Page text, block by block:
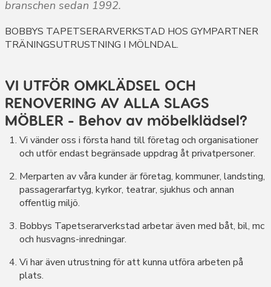
branschen sedan 1992.
BOBBYS TAPETSERARVERKSTAD HOS GYMPARTNER
TRÄNINGSUTRUSTNING I MÖLNDAL.
VI UTFÖR OMKLÄDSEL OCH
RENOVERING AV ALLA SLAGS
MÖBLER - Behov av möbelklädsel?
Vi vänder oss i första hand till företag och organisationer
och utför endast begränsade uppdrag åt privatpersoner.
Merparten av våra kunder är företag, kommuner, landsting,
passagerarfartyg, kyrkor, teatrar, sjukhus och annan
offentlig miljö.
Bobbys Tapetserarverkstad arbetar även med båt, bil, mc
och husvagns-inredningar.
Vi har även utrustning för att kunna utföra arbeten på
plats.